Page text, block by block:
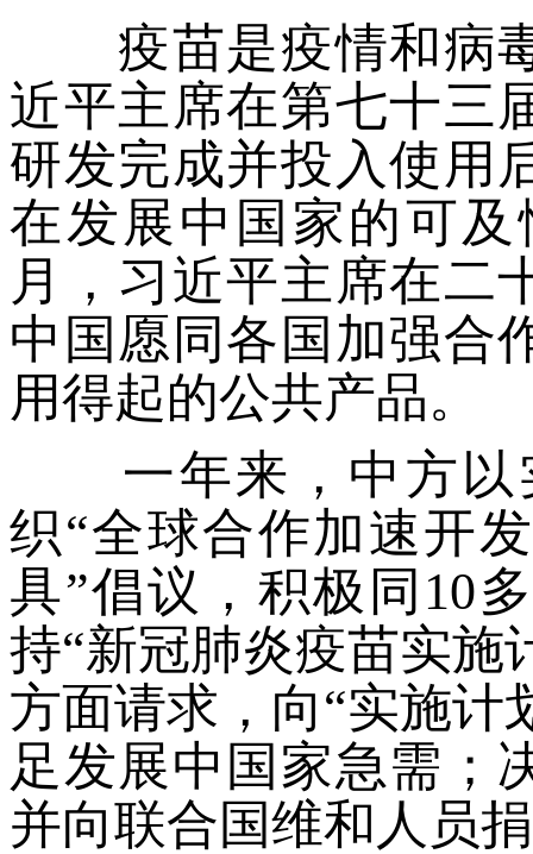
疫苗是疫情和病毒
近平主席在第七十三
研发完成并投入使用
在发展中国家的可
月，习近平主席在二
中国愿同各国加强合
用得起的公共产品。
一年来，中方以
织“全球合作加速开
具”倡议，积极同10
持“新冠肺炎疫苗实施
方面请求，向“实施计
足发展中国家急需；
并向联合国维和人员